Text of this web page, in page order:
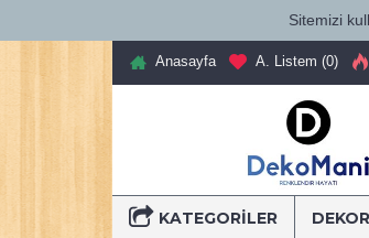
Sitemizi
Anasayfa A. Listem (0)
KATEGORILER